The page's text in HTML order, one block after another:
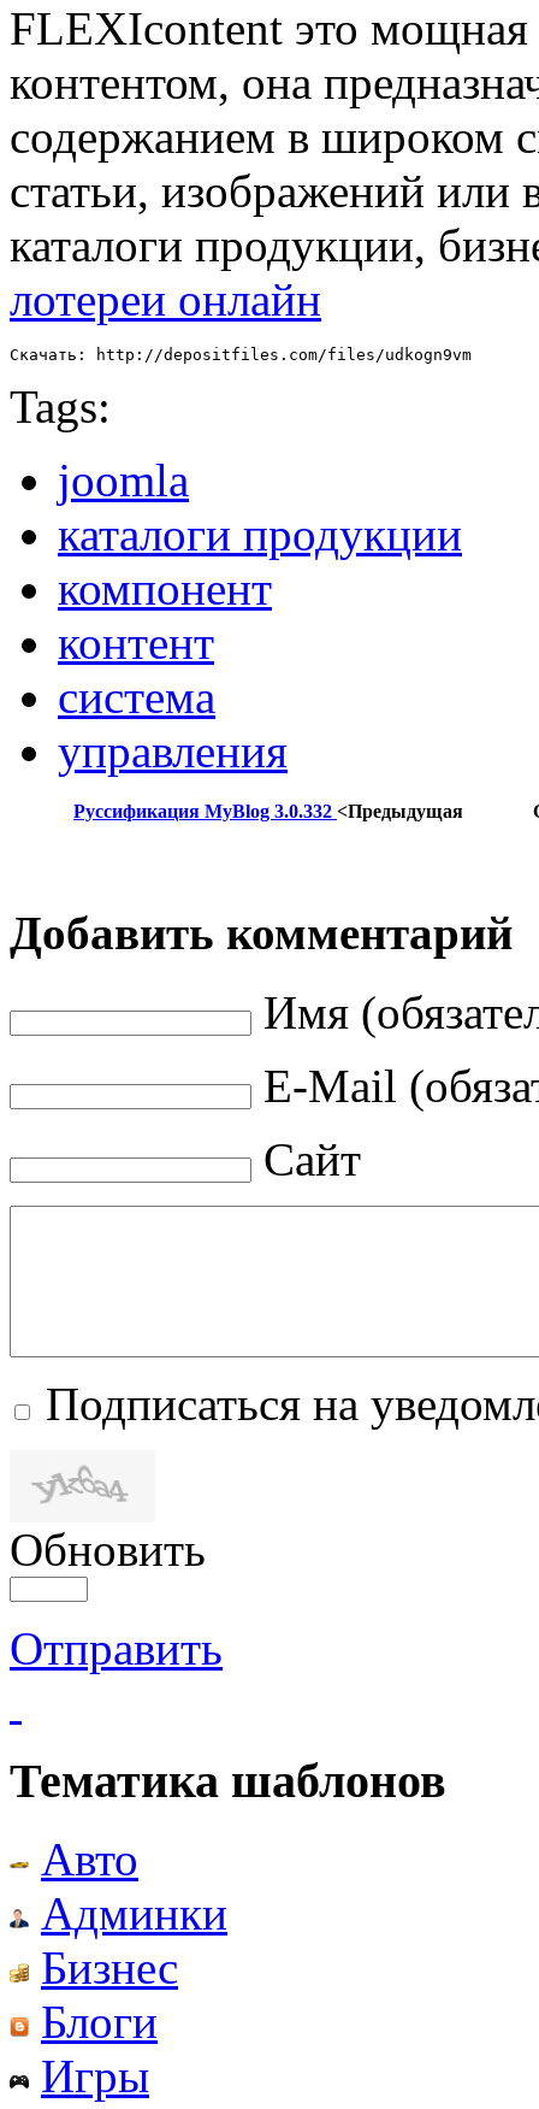
FLEXIcontent это мощная
контентом, она
содержанием в широком
статьи, изображений или
каталоги продукции,
лотереи онлайн
Скачать: http://depositfiles.com/files/udkogn9vm
Tags:
joomla
каталоги продукции
компонент
контент
система
управления
Руссификация MyBlog 3.0.332 <Предыдущая
Добавить комментарий
Имя
E-Mail
Сайт
Подписаться на
Обновить
Отправить
Тематика шаблонов
Авто
Админки
Бизнес
Блоги
Игры